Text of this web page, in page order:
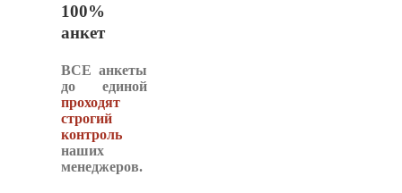
100%
анкет
ВСЕ анкеты
до единой
проходят
строгий
контроль
наших
менеджеров.